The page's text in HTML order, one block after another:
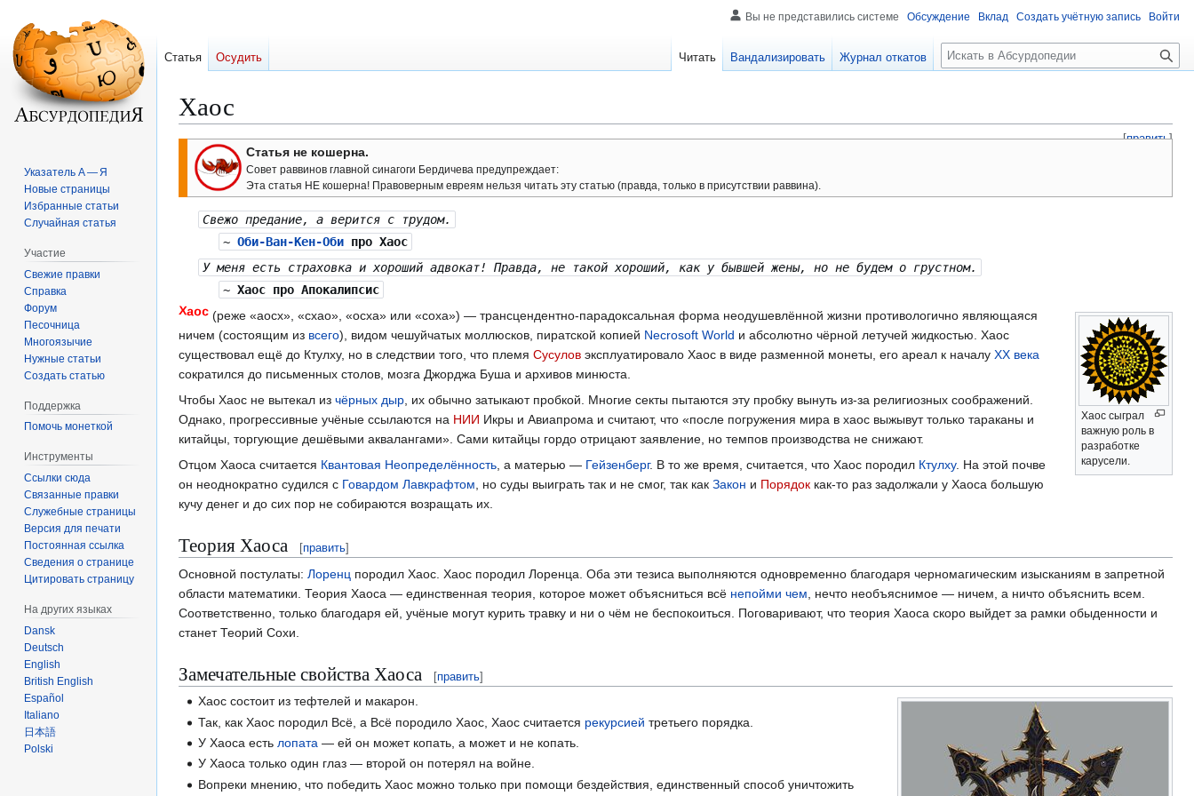
Хаос
[править]
Перейти
навигации
Перейти
поиску
Статья не кошерна.
Совет раввинов главной синагоги Бердичева предупреждает:
Эта статья НЕ кошерна! Правоверным евреям нельзя читать эту статью (правда, только в присутствии раввина).
Свежо предание, а верится с трудом.
~ Оби-Ван-Кен-Обипро Хаос
У меня есть страховка и хороший адвокат! Правда, не такой хороший, как у бывшей жены, но не будем о грустном.
~ Хаоспро Апокалипсис
Хаос сыграл
важную роль в
разработке
карусели.
Хаос (реже «аосх», «схао», «осха» или «соха») — трансцендентно-парадоксальная форма неодушевлённой жизни противологично являющаяся
ничем (состоящим из всего), видом чешуйчатых моллюсков, пиратской копией Necrosoft World и абсолютно чёрной летучей жидкостью. Хаос
существовал ещё до Ктулху, но в следствии того, что племя Сусулов эксплуатировало Хаос в виде разменной монеты, его ареал к началу XX века
сократился до письменных столов, мозга Джорджа Буша и архивов минюста.
Чтобы Хаос не вытекал из чёрных дыр , их обычно затыкают пробкой. Многие секты пытаются эту пробку вынуть из-за религиозных соображений.
Однако, прогрессивные учёные ссылаются на НИИ Икры и Авиапрома и считают, что «после погружения мира в хаос выжывут только тараканы и
китайцы, торгующие дешёвыми аквалангами». Сами китайцы гордо отрицают заявление, но темпов производства не снижают.
Отцом Хаоса считается Квантовая Неопределённость , а матерью — Гейзенберг. В то же время, считается, что Хаос породил Ктулху. На этой почве
он неоднократно судился с Говардом Лавкрафтом , но суды выиграть так и не смог, так как Закон и Порядок как-то раз задолжали у Хаоса большую
кучу денег и до сих пор не собираются возращать их.
Теория Хаоса [править]
Основной постулаты: Лоренц породил Хаос. Хаос породил Лоренца. Оба эти тезиса выполняются одновременно благодаря черномагическим изысканиям в запретной
области математики. Теория Хаоса — единственная теория, которое может объясниться всё непойми чем , нечто необъяснимое — ничем, а ничто объяснить всем.
Соответственно, только благодаря ей, учёные могут курить травку и ни о чём не беспокоиться. Поговаривают, что теория Хаоса скоро выйдет за рамки обыденности и
станет Теорий Сохи.
Замечательные свойства Хаоса [править]
Хаос состоит из тефтелей и макарон.
Так, как Хаос породил Всё, а Всё породило Хаос, Хаос считается рекурсией третьего порядка.
У Хаоса есть лопата — ей он может копать, а может и не копать.
У Хаоса только один глаз — второй он потерял на войне.
Вопреки мнению, что победить Хаос можно только при помощи бездействия, единственный способ уничтожить
Вы не представились системе Обсуждение Вклад Создать учётную запись Войти
Статья Осудить Читать Вандализировать Журнал откатов
П
о
к
Указатель А — Я
Новые страницы
Избранные статьи
Случайная статья
Участие
Свежие правки
Справка
Форум
Песочница
Многоязычие
Нужные статьи
Создать статью
Поддержка
Помочь монеткой
Инструменты
Ссылки сюда
Связанные правки
Служебные страницы
Версия для печати
Постоянная ссылка
Сведения о странице
Цитировать страницу
На других языках
Dansk
Deutsch
English
British English
Español
Italiano
日本語
Polski